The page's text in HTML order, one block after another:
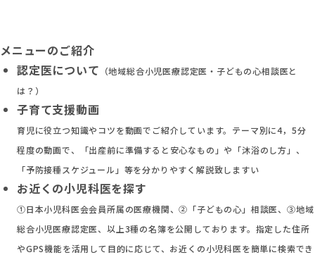
メニューのご紹介
認定医について （地域総合小児医療認定医・子どもの心相談医と
は？）
子育て支援動画
育児に役立つ知識やコツを動画でご紹介しています。テーマ別に4，5分
程度の動画で、「出産前に準備すると安心なもの」や「沐浴のし方」、
「予防接種スケジュール」等を分かりやすく解説致しますい
お近くの小児科医を探す
①日本小児科医会会員所属の医療機関、②「子どもの心」相談医、③地域
総合小児医療認定医、以上3種の名簿を公開しております。指定した住所
やGPS機能を活用して目的に応じて、お近くの小児科医を簡単に検索でき